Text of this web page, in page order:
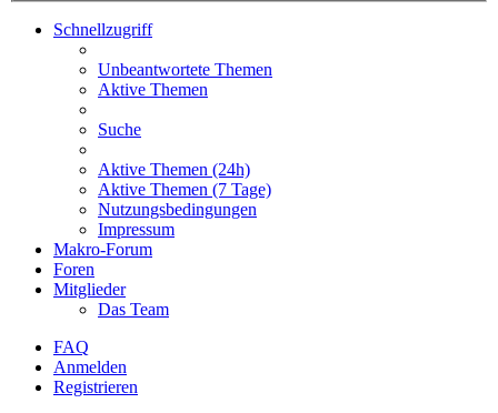
Schnellzugriff
Unbeantwortete Themen
Aktive Themen
Suche
Aktive Themen (24h)
Aktive Themen (7 Tage)
Nutzungsbedingungen
Impressum
Makro-Forum
Foren
Mitglieder
Das Team
FAQ
Anmelden
Registrieren